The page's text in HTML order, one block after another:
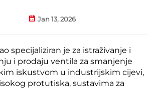
Jan 13, 2026
specijaliziran je za istraživanje i
i prodaju ventila za smanjenje
iskustvom u industrijskim cijevi,
protutiska, sustavima za